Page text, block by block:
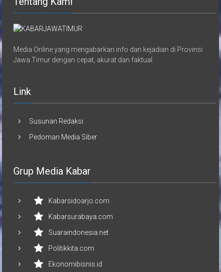
Media Online yang mengabarkan info dan kejadian di Provinsi
Jawa Timur dengan cepat, akurat dan faktual.
Link
Susunan Redaksi
Pedoman Media Siber
Grup Media Kabar
Kabarsidoarjo.com
Kabarsurabaya.com
Suaraindonesia.net
Politikkita.com
Ekonomibisnis.id